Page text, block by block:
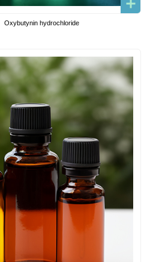
Oxybutynin hydrochloride